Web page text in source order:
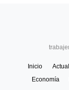
Inicio
Economía